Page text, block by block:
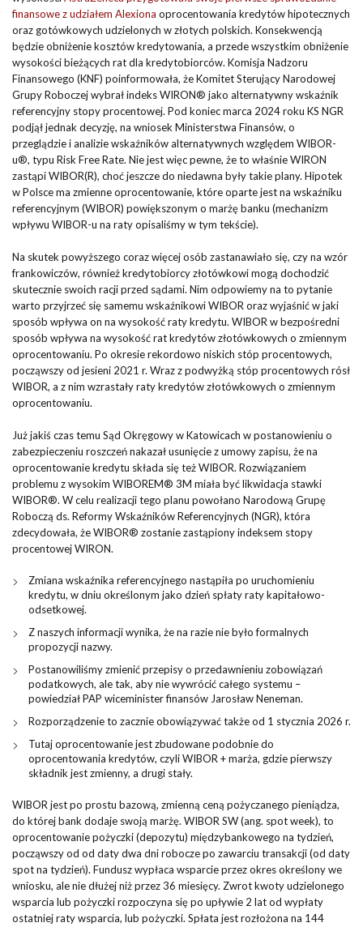
finansowe z udziałem Alexiona oprocentowania kredytów hipotecznych
oraz gotówkowych udzielonych w złotych polskich. Konsekwencją
będzie obniżenie kosztów kredytowania, a przede wszystkim obniżenie
wysokości bieżących rat dla kredytobiorców. Komisja Nadzoru
Finansowego (KNF) poinformowała, że Komitet Sterujący Narodowej
Grupy Roboczej wybrał indeks WIRON® jako alternatywny wskaźnik
referencyjny stopy procentowej. Pod koniec marca 2024 roku KS NGR
podjął jednak decyzję, na wniosek Ministerstwa Finansów, o
przeglądzie i analizie wskaźników alternatywnych względem WIBOR-
u®, typu Risk Free Rate. Nie jest więc pewne, że to właśnie WIRON
zastąpi WIBOR(R), choć jeszcze do niedawna były takie plany. Hipotek
w Polsce ma zmienne oprocentowanie, które oparte jest na wskaźniku
referencyjnym (WIBOR) powiększonym o marżę banku (mechanizm
wpływu WIBOR-u na raty opisaliśmy w tym tekście).
Na skutek powyższego coraz więcej osób zastanawiało się, czy na wzór
frankowiczów, również kredytobiorcy złotówkowi mogą dochodzić
skutecznie swoich racji przed sądami. Nim odpowiemy na to pytanie
warto przyjrzeć się samemu wskaźnikowi WIBOR oraz wyjaśnić w jaki
sposób wpływa on na wysokość raty kredytu. WIBOR w bezpośredni
sposób wpływa na wysokość rat kredytów złotówkowych o zmiennym
oprocentowaniu. Po okresie rekordowo niskich stóp procentowych,
począwszy od jesieni 2021 r. Wraz z podwyżką stóp procentowych rósł
WIBOR, a z nim wzrastały raty kredytów złotówkowych o zmiennym
oprocentowaniu.
Już jakiś czas temu Sąd Okręgowy w Katowicach w postanowieniu o
zabezpieczeniu roszczeń nakazał usunięcie z umowy zapisu, że na
oprocentowanie kredytu składa się też WIBOR. Rozwiązaniem
problemu z wysokim WIBOREM® 3M miała być likwidacja stawki
WIBOR®. W celu realizacji tego planu powołano Narodową Grupę
Roboczą ds. Reformy Wskaźników Referencyjnych (NGR), która
zdecydowała, że WIBOR® zostanie zastąpiony indeksem stopy
procentowej WIRON.
Zmiana wskaźnika referencyjnego nastąpiła po uruchomieniu
kredytu, w dniu określonym jako dzień spłaty raty kapitałowo-
odsetkowej.
Z naszych informacji wynika, że na razie nie było formalnych
propozycji nazwy.
Postanowiliśmy zmienić przepisy o przedawnieniu zobowiązań
podatkowych, ale tak, aby nie wywrócić całego systemu –
powiedział PAP wiceminister finansów Jarosław Neneman.
Rozporządzenie to zacznie obowiązywać także od 1 stycznia 2026 r.
Tutaj oprocentowanie jest zbudowane podobnie do
oprocentowania kredytów, czyli WIBOR + marża, gdzie pierwszy
składnik jest zmienny, a drugi stały.
WIBOR jest po prostu bazową, zmienną ceną pożyczanego pieniądza,
do której bank dodaje swoją marżę. WIBOR SW (ang. spot week), to
oprocentowanie pożyczki (depozytu) międzybankowego na tydzień,
począwszy od od daty dwa dni robocze po zawarciu transakcji (od daty
spot na tydzień). Fundusz wypłaca wsparcie przez okres określony we
wniosku, ale nie dłużej niż przez 36 miesięcy. Zwrot kwoty udzielonego
wsparcia lub pożyczki rozpoczyna się po upływie 2 lat od wypłaty
ostatniej raty wsparcia, lub pożyczki. Spłata jest rozłożona na 144